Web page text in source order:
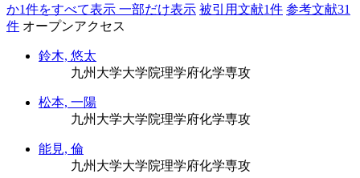
か1件をすべて表示 一部だけ表示 被引用文献1件 参考文献31
件 オープンアクセス
鈴木, 悠太
九州大学大学院理学府化学専攻
松本, 一陽
九州大学大学院理学府化学専攻
能見, 倫
九州大学大学院理学府化学専攻